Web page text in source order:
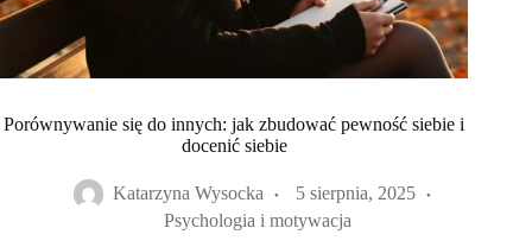
Porównywanie się do innych: jak zbudować pewność siebie i
docenić siebie
Katarzyna Wysocka
5 sierpnia, 2025
Psychologia i motywacja